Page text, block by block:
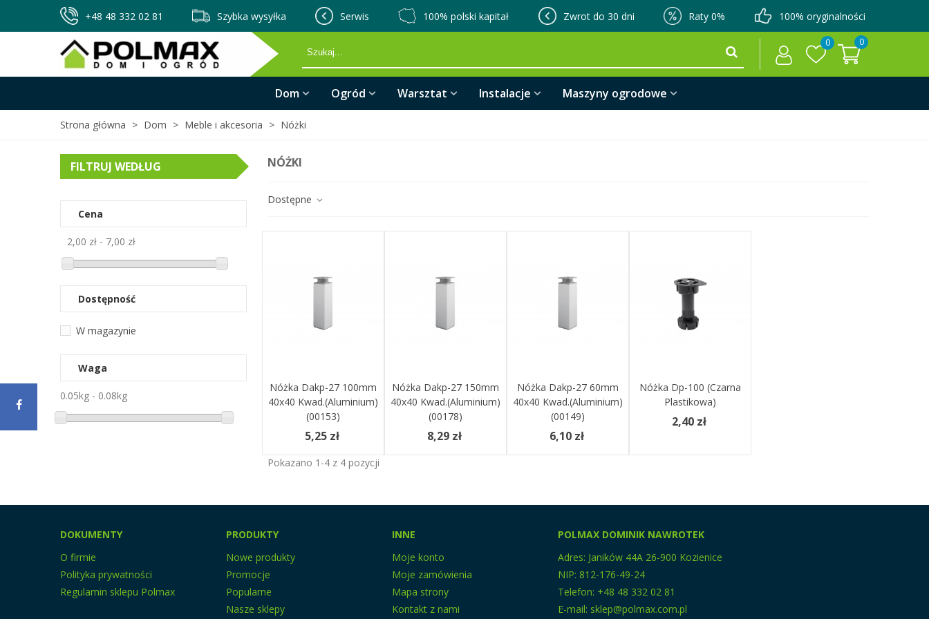
+48 48 332 02 81 Szybka wysyłka Serwis 100% polski kapitał Zwrot do 30 dni Raty 0% 100% oryginalności
0 0
Dom Ogród Warsztat Instalacje Maszyny ogrodowe
Strona główna > Dom > Meble i akcesoria > Nóżki
FILTRUJ WEDŁUG
Cena
2,00 zł - 7,00 zł
Dostępność
W magazynie
Waga
0.05kg - 0.08kg
NÓŻKI
Dostępne
Dodaj Do Koszyka
Nóżka Dakp-27 100mm
40x40 Kwad.(aluminium)
(00153)
5,25 zł
Dodaj Do Koszyka
Nóżka Dakp-27 150mm
40x40 Kwad.(aluminium)
(00178)
8,29 zł
Dodaj Do Koszyka
Nóżka Dakp-27 60mm
40x40 Kwad.(aluminium)
(00149)
6,10 zł
Dodaj Do Koszyka
Nóżka Dp-100 (czarna
Plastikowa)
2,40 zł
Pokazano 1-4 z 4 pozycji
DOKUMENTY
O firmie
Polityka prywatności
Regulamin sklepu Polmax
PRODUKTY
Nowe produkty
Promocje
Popularne
Nasze sklepy
INNE
Moje konto
Moje zamówienia
Mapa strony
Kontakt z nami
POLMAX DOMINIK NAWROTEK
Adres: Janików 44A 26-900 Kozienice
NIP: 812-176-49-24
Telefon: +48 48 332 02 81
E-mail: sklep@polmax.com.pl